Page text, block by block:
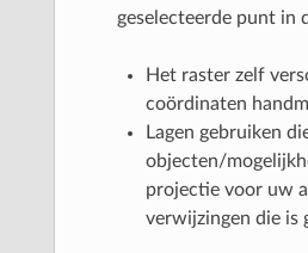
geselecteerde punt in
Het raster zelf
coördinaten
Lagen gebruiken
objecten/
projectie voor uw
verwijzingen die is